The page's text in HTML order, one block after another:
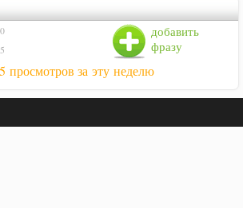
добавить
фразу
просмотров за эту неделю